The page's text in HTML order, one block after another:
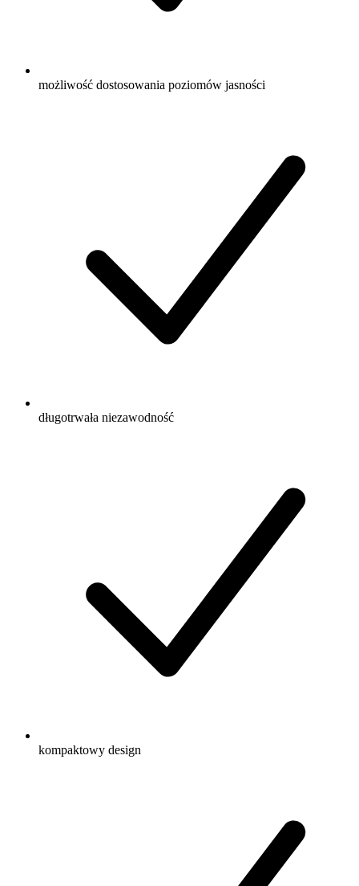
możliwość dostosowania poziomów jasności
długotrwała niezawodność
kompaktowy design